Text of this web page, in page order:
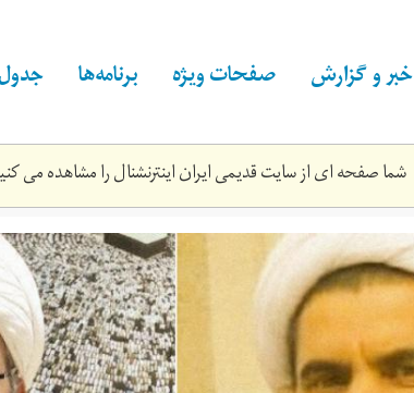
خبر و گزارش صفحات ویژه برنامه‌ها
شما صفحه ای از سایت قدیمی ایران اینترنشنال را مشاهده می